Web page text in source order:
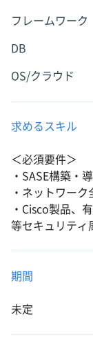
フレームワーク
DB
OS/クラウド
求めるスキル
＜必須要件＞
・SASE構築・
・ネットワーク
・Cisco製品、
等セキュリティ
期間
未定